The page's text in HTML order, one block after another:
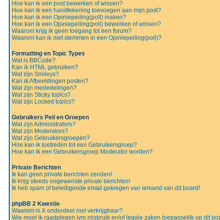
Hoe kan ik een post bewerken of wissen?
Hoe kan ik een handtekening toevoegen aan mijn post?
Hoe kan ik een Opiniepeiling(poll) maken?
Hoe kan ik een Opiniepeiling(poll) bewerken of wissen?
Waarom krijg ik geen toegang tot een forum?
Waarom kan ik niet stemmen in een Opiniepeiling(poll)?
Formatting en Topic Types
Wat is BBCode?
Kan ik HTML gebruiken?
Wat zijn Smileys?
Kan ik Afbeeldingen posten?
Wat zijn mededelingen?
Wat zijn Sticky topics?
Wat zijn Locked topics?
Gebruikers Peil en Groepen
Wat zijn Administrators?
Wat zijn Moderators?
Wat zijn Gebruikersgroepen?
Hoe kan ik toetreden tot een Gebruikersgroep?
Hoe kan ik een Gebruikersgroep Moderator worden?
Private Berichten
Ik kan geen private berichten zenden!
Ik krijg steeds ongewenste private berichten!
Ik heb spam of beledigende email gekregen van iemand van dit board!
phpBB 2 Kwestie
Waarom is X onderdeel niet verkrijgbaar?
Wie moet ik raadplegen ivm misbruik en/of legale zaken toepasselijk op dit